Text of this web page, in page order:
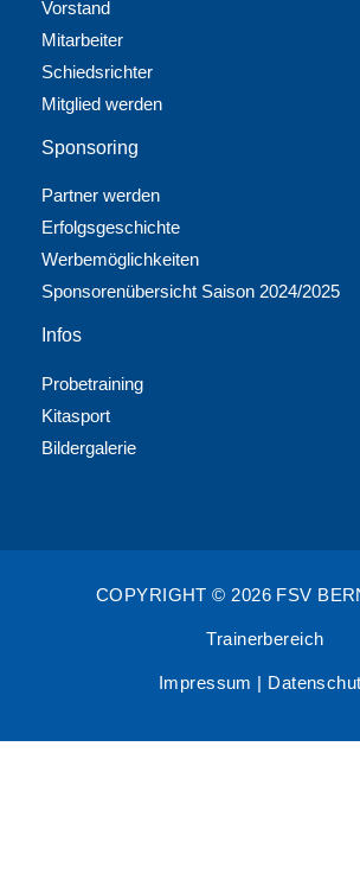
Vorstand
Mitarbeiter
Schiedsrichter
Mitglied werden
Sponsoring
Partner werden
Erfolgsgeschichte
Werbemöglichkeiten
Sponsorenübersicht Saison 2024/2025
Infos
Probetraining
Kitasport
Bildergalerie
COPYRIGHT © 2026 FSV
Trainerbereich
Impressum |